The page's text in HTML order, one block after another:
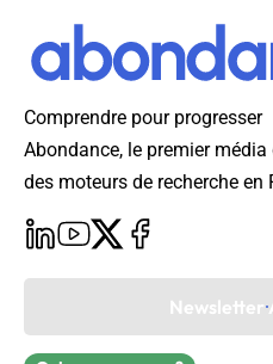
Comprendre pour progresser
Abondance, le premier
des moteurs de recherche en
Newsletter